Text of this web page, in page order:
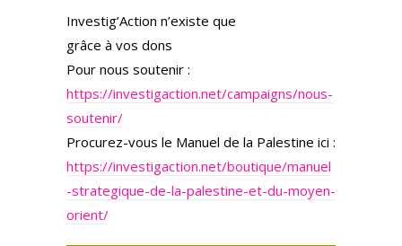
m
Investig’Action n’existe que
grâce à vos dons
Pour nous soutenir :
https://investigaction.net/campaigns/nous-
soutenir/
Procurez-vous le Manuel de la Palestine ici :
https://investigaction.net/boutique/manuel
-strategique-de-la-palestine-et-du-moyen-
orient/